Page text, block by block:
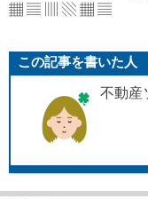
▦ ▤ ▥ ▧ ▦ ▤
この記事を書いた人
不動産